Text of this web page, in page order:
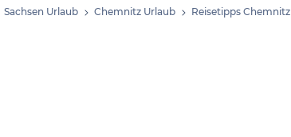
Sachsen Urlaub Chemnitz Urlaub Reisetipps Chemnitz